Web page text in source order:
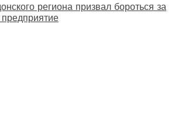
региона призвал бороться за